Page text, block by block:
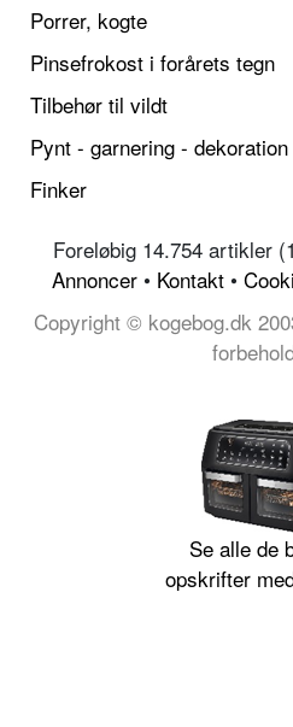
Porrer, kogte
Pinsefrokost i forårets tegn
Tilbehør til vildt
Pynt - garnering - dekoration
Finker
Foreløbig 14.754 artikler
Annoncer • Kontakt •
Copyright © kogebog.dk
Se alle de
opskrifter